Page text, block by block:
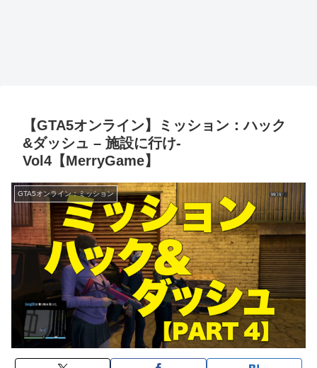
【GTA5オンライン】ミッション：ハック
&ダッシュ – 施設に行け-
Vol4【MerryGame】
GTA5オンライン：ミッション